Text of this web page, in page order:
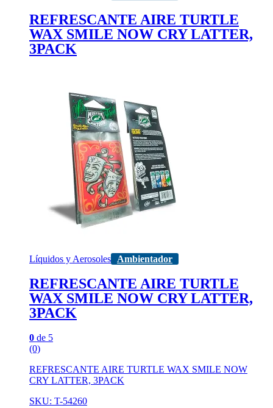
REFRESCANTE AIRE TURTLE
WAX SMILE NOW CRY LATTER,
3PACK
Líquidos y Aerosoles Ambientador
REFRESCANTE AIRE TURTLE
WAX SMILE NOW CRY LATTER,
3PACK
0 de 5
(0)
REFRESCANTE AIRE TURTLE WAX SMILE NOW
CRY LATTER, 3PACK
SKU: T-54260